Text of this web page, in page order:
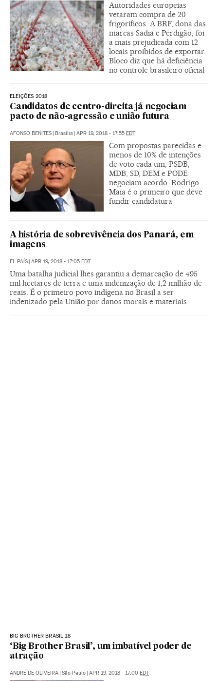
Autoridades europeias
vetaram compra de 20
frigoríficos. A BRF, dona das
marcas Sadia e Perdigão, foi
a mais prejudicada com 12
locais proibidos de exportar.
Bloco diz que há deficiência
no controle brasileiro oficial
ELEIÇÕES 2018
Candidatos de centro-direita já negociam
pacto de não-agressão e união futura
AFONSO BENITES Brasília APR 19, 2018 - 17:55 EDT
Com propostas parecidas e
menos de 10% de intenções
de voto cada um, PSDB,
MDB, SD, DEM e PODE
negociam acordo. Rodrigo
Maia é o primeiro que deve
fundir candidatura
A história de sobrevivência dos Panará, em
imagens
EL PAÍS APR 19, 2018 - 17:05 EDT
Uma batalha judicial lhes garantiu a demarcação de 495
mil hectares de terra e uma indenização de 1,2 milhão de
reais. É o primeiro povo indígena no Brasil a ser
indenizado pela União por danos morais e materiais
BIG BROTHER BRASIL 18
‘Big Brother Brasil’, um imbatível poder de
atração
ANDRÉ DE OLIVEIRA São Paulo APR 19, 2018 - 17:00 EDT